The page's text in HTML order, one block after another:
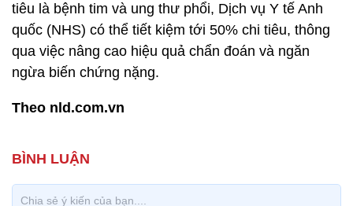
tiêu là bệnh tim và ung thư phổi, Dịch vụ Y tế Anh
quốc (NHS) có thể tiết kiệm tới 50% chi tiêu, thông
qua việc nâng cao hiệu quả chẩn đoán và ngăn
ngừa biến chứng nặng.
Theo nld.com.vn